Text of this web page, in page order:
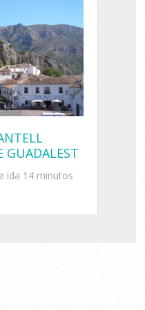
GUADALEST
ida 14 minutos